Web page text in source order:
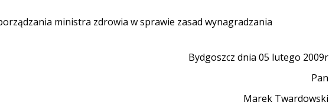
ministra zdrowia w sprawie zasad wynagradzania
Bydgoszcz dnia 05 lutego 2009r
Pan
Marek Twardowski